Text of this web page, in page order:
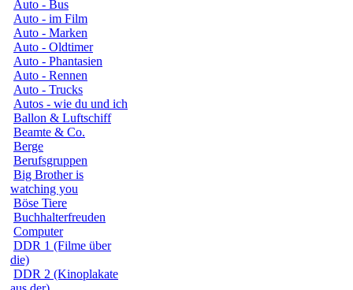
Auto - Bus
Auto - im Film
Auto - Marken
Auto - Oldtimer
Auto - Phantasien
Auto - Rennen
Auto - Trucks
Autos - wie du und ich
Ballon & Luftschiff
Beamte & Co.
Berge
Berufsgruppen
Big Brother is
watching you
Böse Tiere
Buchhalterfreuden
Computer
DDR 1 (Filme über
die)
DDR 2 (Kinoplakate